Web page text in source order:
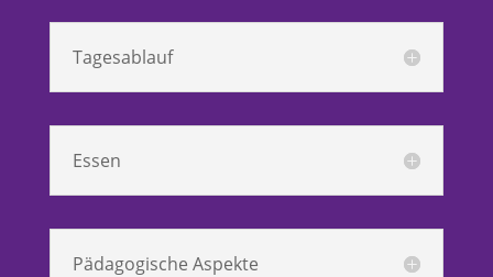
Tagesablauf
Essen
Pädagogische Aspekte